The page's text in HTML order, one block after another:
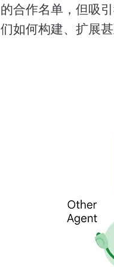
的合作名单，但吸
们如何构建、扩展